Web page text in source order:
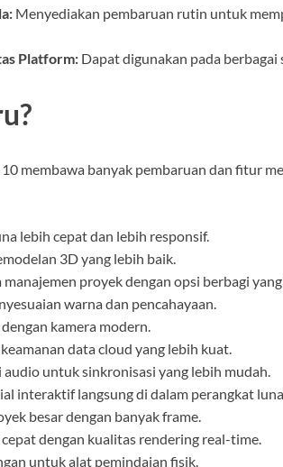
Menyediakan pembaruan rutin untuk
Platform: Dapat digunakan pada berbagai
membawa banyak pembaruan dan fitur
lebih cepat dan lebih responsif.
3D yang lebih baik.
proyek dengan opsi berbagi
warna dan pencahayaan.
kamera modern.
data cloud yang lebih kuat.
untuk sinkronisasi yang lebih mudah.
interaktif langsung di dalam perangkat
besar dengan banyak frame.
dengan kualitas rendering real-time.
untuk alat pemindaian fisik.